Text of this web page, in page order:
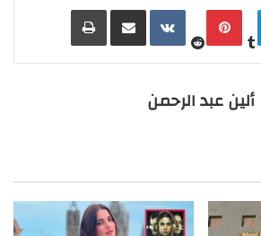
LinkedIn
Pinterest مشاركة عبر البريد طباعة
ألين عبد الرحمن